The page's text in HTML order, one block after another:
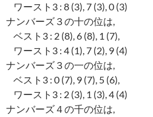
ワースト3 : 8 (3), 7 (3), 0 (3)
ナンバーズ３の十の位は,
ベスト3 : 2 (8), 6 (8), 1 (7),
ワースト3 : 4 (1), 7 (2), 9 (4)
ナンバーズ３の一の位は,
ベスト3 : 0 (7), 9 (7), 5 (6),
ワースト3 : 2 (3), 1 (3), 4 (4)
ナンバーズ４の千の位は,